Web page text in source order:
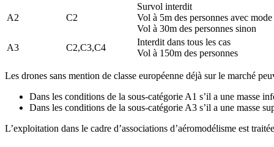
A2 C2
Survol interdit
Vol à 5m des personnes avec mode
Vol à 30m des personnes sinon
A3
C2,C3,C4
Interdit dans tous les cas
Vol à 150m des personnes
Les drones sans mention de classe européenne déjà sur le marché
Dans les conditions de la sous-catégorie A1 s’il a une masse
Dans les conditions de la sous-catégorie A3 s’il a une masse
L’exploitation dans le cadre d’associations d’aéromodélisme est